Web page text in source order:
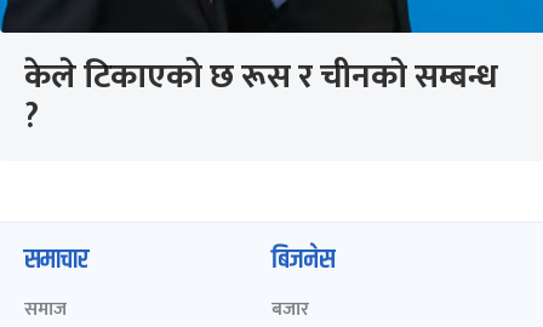
केले टिकाएको छ रूस र चीनको सम्बन्ध
?
समाचार
समाज
बिजनेस
बजार